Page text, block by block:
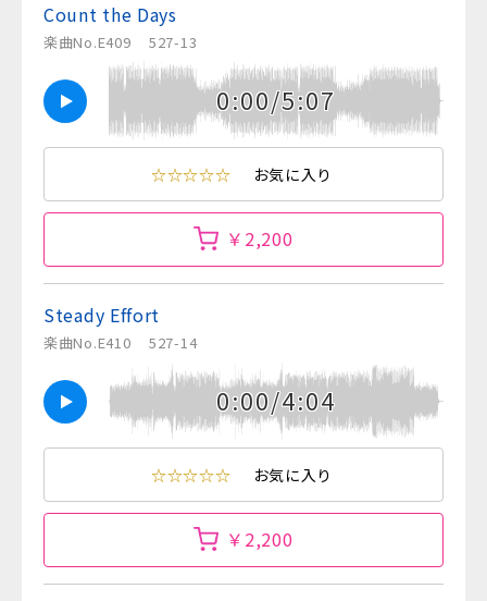
Count the Days
楽曲No.E409 527-13
0:00/5:07
☆☆☆☆☆ お気に入り
￥2,200
Steady Effort
楽曲No.E410 527-14
0:00/4:04
☆☆☆☆☆ お気に入り
￥2,200